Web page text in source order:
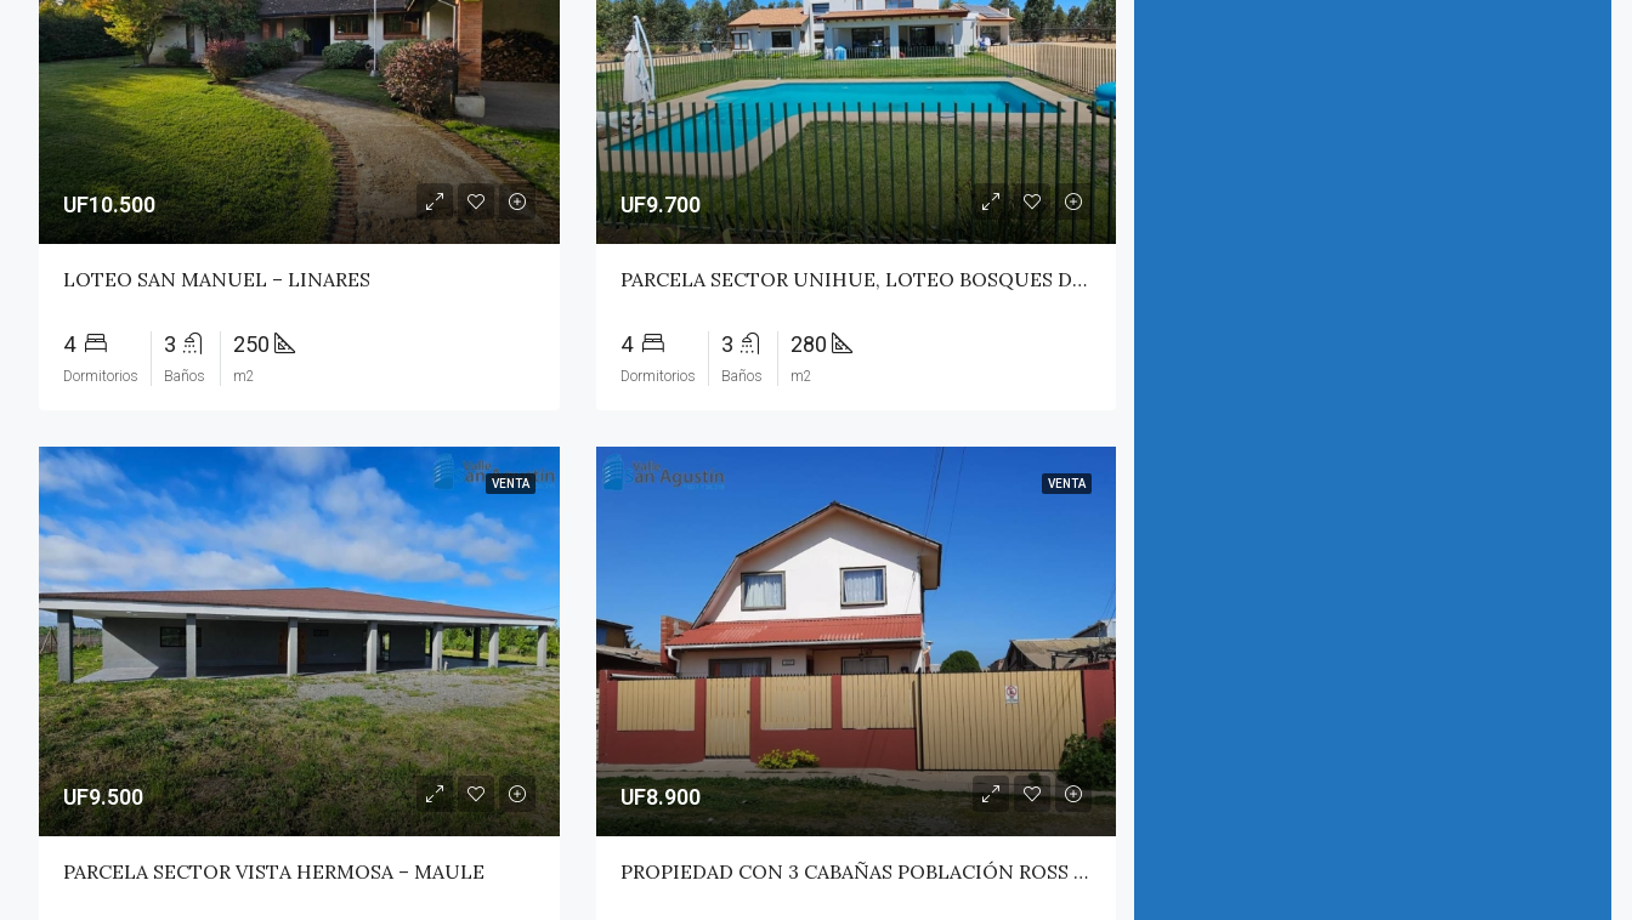
UF10.500
LOTEO SAN MANUEL – LINARES
4
Dormitorios
3
Baños
250
m2
UF9.700
PARCELA SECTOR UNIHUE, LOTEO BOSQUES DEL VALLE – MAULE
4
Dormitorios
3
Baños
280
m2
VENTA
UF9.500
PARCELA SECTOR VISTA HERMOSA – MAULE
VENTA
UF8.900
PROPIEDAD CON 3 CABAÑAS POBLACIÓN ROSS – PICHILEMU